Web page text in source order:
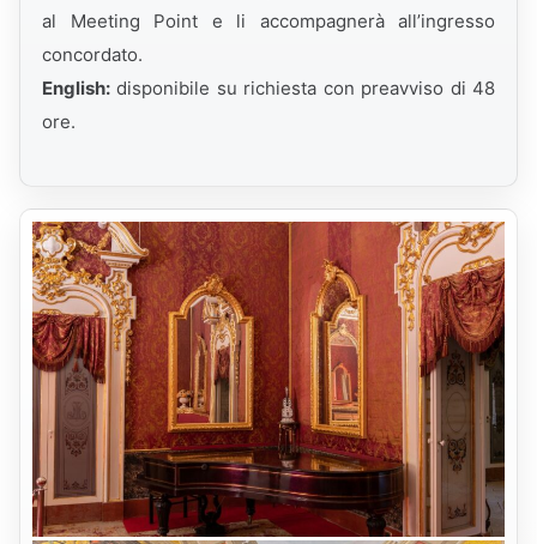
al Meeting Point e li accompagnerà all’ingresso
concordato.
English: disponibile su richiesta con preavviso di 48
ore.